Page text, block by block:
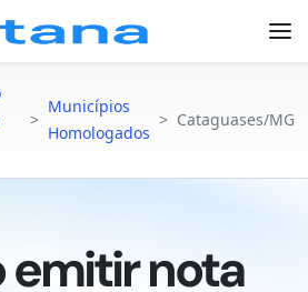
>
Municípios
Homologados
> Cataguases/MG
emitir nota